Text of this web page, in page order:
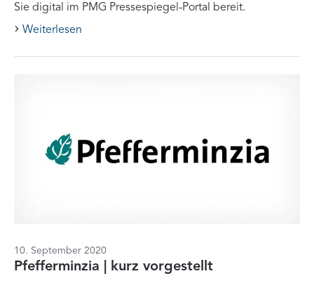
Sie digital im PMG Pressespiegel-Portal bereit.
Weiterlesen
10. September 2020
Pfefferminzia | kurz vorgestellt